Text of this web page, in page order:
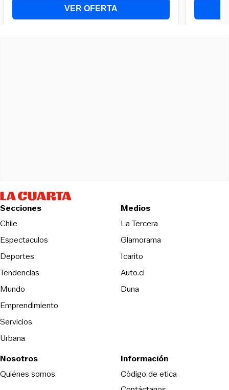
Secciones
Chile
Espectaculos
Deportes
Tendencias
Mundo
Emprendimiento
Servicios
Urbana
Medios
La TerceraOpens in new
Glamorama
Icarito
Auto.cl
DunaOpens in new window
Nosotros
Quiénes somos
Información
Código de eticaOpens in new